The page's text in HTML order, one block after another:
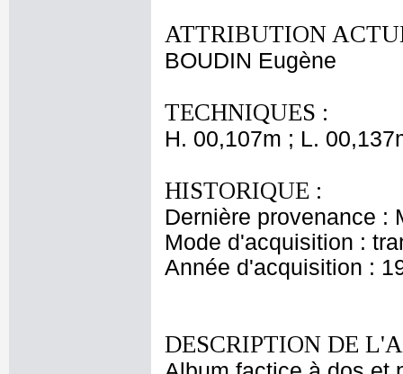
ATTRIBUTION
BOUDIN Eugène
TECHNIQUES :
H. 00,107m ; L.
HISTORIQUE :
Dernière provenance :
Mode d'acquisition :
Année d'acquisition :
DESCRIPTION DE